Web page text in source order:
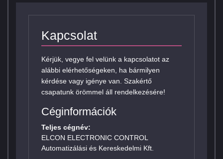
Kapcsolat
Kérjük, vegye fel velünk a kapcsolatot az
alábbi elérhetőségeken, ha bármilyen
kérdése vagy igénye van. Szakértő
csapatunk örömmel áll rendelkezésére!
Céginformációk
Teljes cégnév:
ELCON ELECTRONIC CONTROL
Automatizálási és Kereskedelmi Kft.